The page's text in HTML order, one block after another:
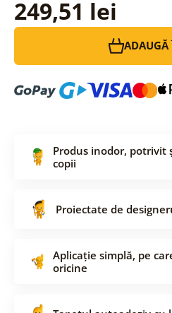
249,51 lei
ADAUGĂ
Produs inodor, potrivit
copii
Proiectate de
Aplicație simplă, pe
oricine